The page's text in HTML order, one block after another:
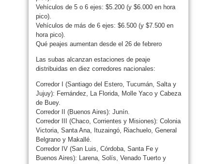
Vehículos de 5 o 6 ejes: $5.200 (y $6.000 en hora
pico).
Vehículos de más de 6 ejes: $6.500 (y $7.500 en
hora pico).
Qué peajes aumentan desde el 26 de febrero
Las subas alcanzan estaciones de peaje
distribuidas en diez corredores nacionales:
Corredor I (Santiago del Estero, Tucumán, Salta y
Jujuy): Fernández, La Florida, Molle Yaco y Cabeza
de Buey.
Corredor II (Buenos Aires): Junín.
Corredor III (Chaco, Corrientes y Misiones): Colonia
Victoria, Santa Ana, Ituzaingó, Riachuelo, General
Belgrano y Makallé.
Corredor IV (San Luis, Córdoba, Santa Fe y
Buenos Aires): Larena, Solís, Venado Tuerto y